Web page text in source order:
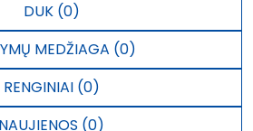
DUK (0)
MEDŽIAGA (0)
RENGINIAI (0)
NAUJIENOS (0)